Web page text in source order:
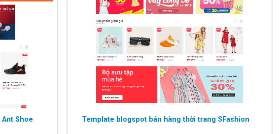
Shoe Template blogspot bán hàng thời trang SFashion